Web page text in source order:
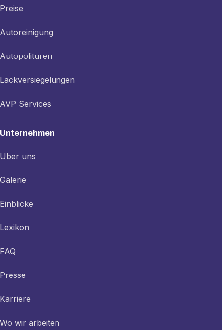
Preise
Autoreinigung
Autopolituren
Lackversiegelungen
AVP Services
Unternehmen
Über uns
Galerie
Einblicke
Lexikon
FAQ
Presse
Karriere
Wo wir arbeiten